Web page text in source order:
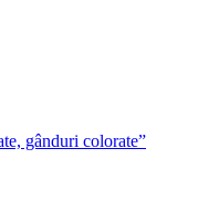
gânduri colorate”